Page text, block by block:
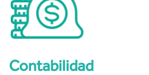
Contabilidad